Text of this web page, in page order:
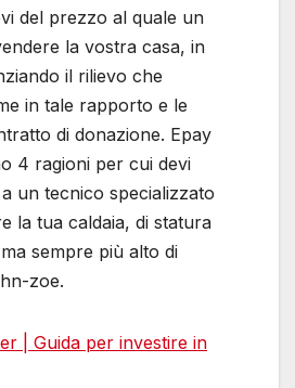
del prezzo al quale un
la vostra casa, in
il rilievo che
in tale rapporto e le
di donazione. Epay
4 ragioni per cui devi
un tecnico specializzato
la tua caldaia, di statura
sempre più alto di
zoe.
| Guida per investire in